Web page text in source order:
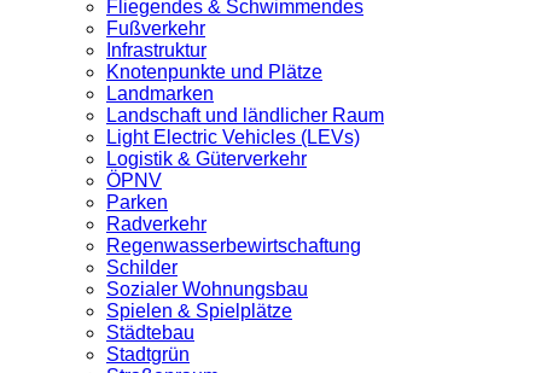
Fliegendes & Schwimmendes
Fußverkehr
Infrastruktur
Knotenpunkte und Plätze
Landmarken
Landschaft und ländlicher Raum
Light Electric Vehicles (LEVs)
Logistik & Güterverkehr
ÖPNV
Parken
Radverkehr
Regenwasserbewirtschaftung
Schilder
Sozialer Wohnungsbau
Spielen & Spielplätze
Städtebau
Stadtgrün